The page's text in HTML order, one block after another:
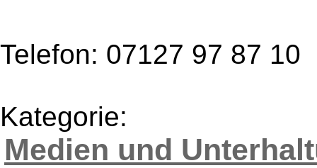
Telefon: 07127 97 87 10
Kategorie:
Medien und